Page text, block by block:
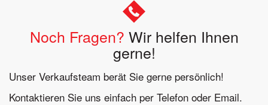
Noch Fragen? Wir helfen Ihnen
gerne!
Unser Verkaufsteam berät Sie gerne persönlich!
Kontaktieren Sie uns einfach per Telefon oder Email.